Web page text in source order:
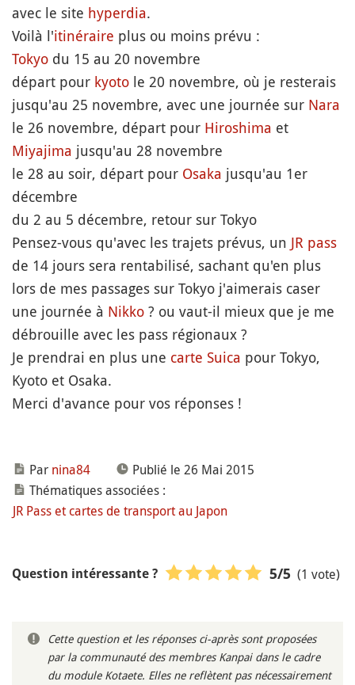
avec le site hyperdia.
Voilà l'itinéraire plus ou moins prévu :
Tokyo du 15 au 20 novembre
départ pour kyoto le 20 novembre, où je resterais
jusqu'au 25 novembre, avec une journée sur Nara
le 26 novembre, départ pour Hiroshima et
Miyajima jusqu'au 28 novembre
le 28 au soir, départ pour Osaka jusqu'au 1er
décembre
du 2 au 5 décembre, retour sur Tokyo
Pensez-vous qu'avec les trajets prévus, un JR pass
de 14 jours sera rentabilisé, sachant qu'en plus
lors de mes passages sur Tokyo j'aimerais caser
une journée à Nikko ? ou vaut-il mieux que je me
débrouille avec les pass régionaux ?
Je prendrai en plus une carte Suica pour Tokyo,
Kyoto et Osaka.
Merci d'avance pour vos réponses !
Par nina84
Publié le 26 Mai 2015
Thématiques associées :
JR Pass et cartes de transport au Japon
Question intéressante ? 5/5 (1 vote)
Cette question et les réponses ci-après sont proposées
par la communauté des membres Kanpai dans le cadre
du module Kotaete. Elles ne reflètent pas nécessairement